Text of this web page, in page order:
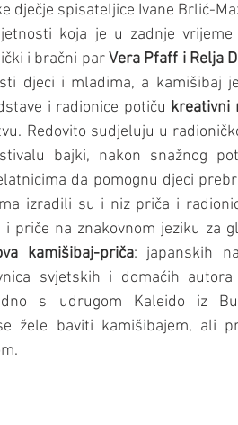
dječje spisateljice Ivane Brlić-
koja je u zadnje
i bračni par Vera Pfaff i Relja
djeci i mladima, a kamišibaj je
i radionice potiču kreativni
Redovito sudjeluju u
bajki, nakon snažnog
da pomognu djeci
izradili su i niz priča i
priče na znakovnom jeziku za
kamišibaj-priča: japanskih
svjetskih i domaćih
s udrugom Kaleido iz
žele baviti kamišibajem, ali